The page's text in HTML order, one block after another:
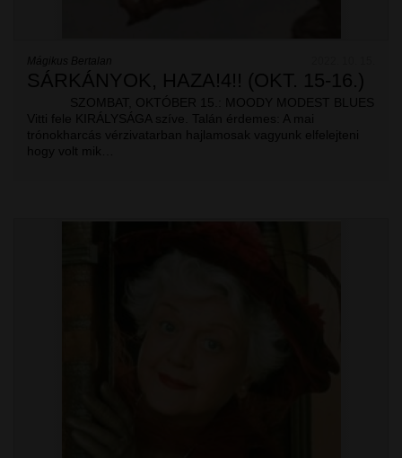
Mágikus Bertalan
SÁRKÁNYOK, HAZA!4!! (OKT. 15-16.)
SZOMBAT, OKTÓBER 15.: MOODY MODEST BLUES
Vitti fele KIRÁLYSÁGA szíve. Talán érdemes: A mai
trónokharcás vérzivatarban hajlamosak vagyunk elfelejteni
hogy volt mik…